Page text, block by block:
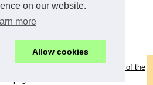
on our website.
more
Allow cookies
Top of the